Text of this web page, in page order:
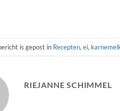
is gepost in Recepten, ei,
RIEJANNE SCHIMMEL